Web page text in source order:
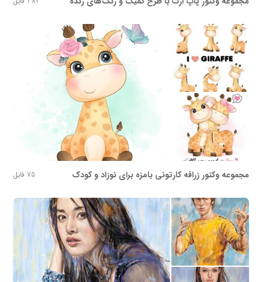
مجموعه وکتور زرافه کارتونی بامزه برای نوزاد و کودک 75 فایل